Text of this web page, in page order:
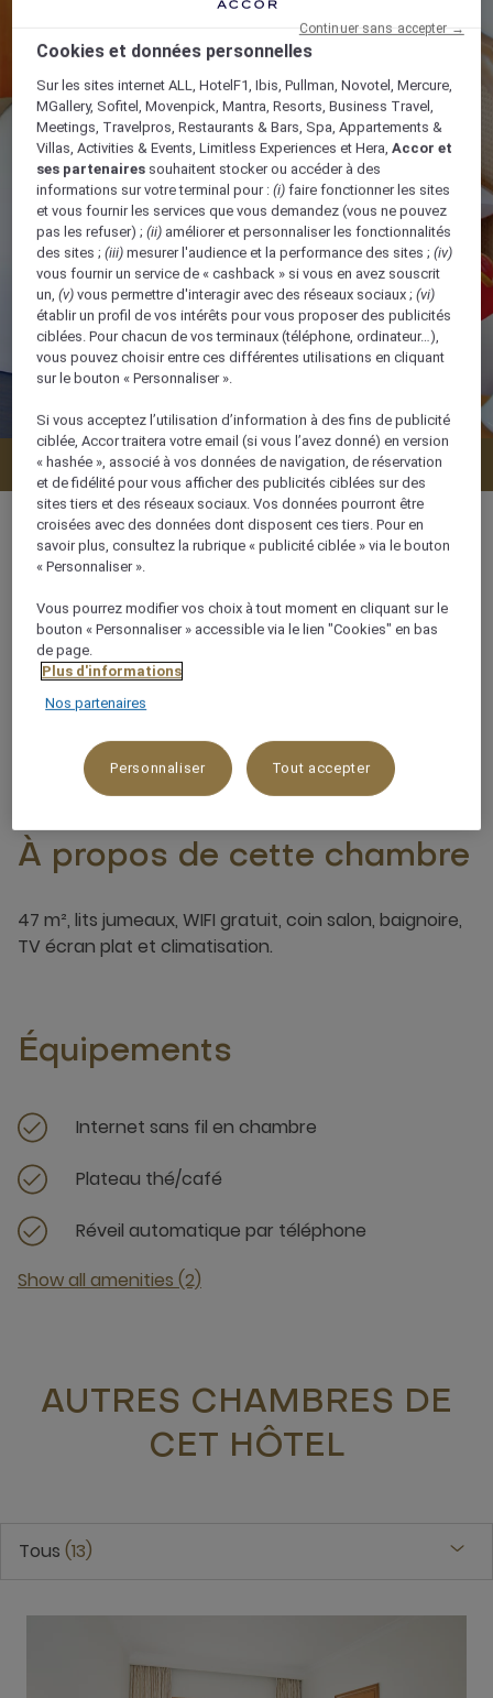
Vérifier la disponibilité
Vue sur la ville,Côté mer
2 x
À propos de cette chambre
47 m², lits jumeaux, WIFI gratuit, coin salon, baignoire,
TV écran plat et climatisation.
Équipements
Internet sans fil en chambre
Plateau thé/café
Réveil automatique par téléphone
Show all amenities (2)
AUTRES CHAMBRES DE
CET HÔTEL
Tous 13
Cookies et données personnelles
Sur les sites internet ALL, HotelF1, Ibis, Pullman, Novotel, Mercure,
MGallery, Sofitel, Movenpick, Mantra, Resorts, Business Travel,
Meetings, Travelpros, Restaurants & Bars, Spa, Appartements &
Villas, Activities & Events, Limitless Experiences et Hera,Accor et
ses partenaires souhaitent stocker ou accéder à des
informations sur votre terminal pour :(i) faire fonctionner les sites
et vous fournir les services que vous demandez (vous ne pouvez
pas les refuser) ;(ii) améliorer et personnaliser les fonctionnalités
des sites ;(iii) mesurer l'audience et la performance des sites ;(iv)
vous fournir un service de « cashback » si vous en avez souscrit
un,(v) vous permettre d'interagir avec des réseaux sociaux ;(vi)
établir un profil de vos intérêts pour vous proposer des publicités
ciblées. Pour chacun de vos terminaux (téléphone, ordinateur…),
vous pouvez choisir entre ces différentes utilisations en cliquant
sur le bouton « Personnaliser ».
Si vous acceptez l’utilisation d’information à des fins de publicité
ciblée, Accor traitera votre email (si vous l’avez donné) en version
« hashée », associé à vos données de navigation, de réservation
et de fidélité pour vous afficher des publicités ciblées sur des
sites tiers et des réseaux sociaux. Vos données pourront être
croisées avec des données dont disposent ces tiers. Pour en
savoir plus, consultez la rubrique « publicité ciblée » via le bouton
« Personnaliser ».
Vous pourrez modifier vos choix à tout moment en cliquant sur le
bouton « Personnaliser » accessible via le lien "Cookies" en bas
de page.
Plus d'informations
Nos partenaires
Personnaliser Tout accepter
Continuer sans accepter →